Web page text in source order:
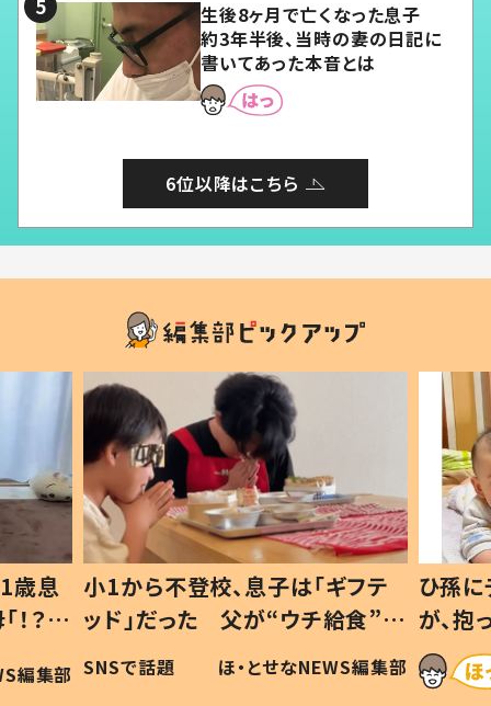
生後8ヶ月で亡くなった息子
約3年半後、当時の妻の日記に
書いてあった本音とは
6位以降はこちら
歳息
？」
編集部
小1から不登校、息子は「ギフテ
ッド」だった 父が“ウチ給食”を
作り続ける理由とは #令和の親
#令和の子
SNSで話題 ほ・とせなNEWS編集部
ひ孫
が、
「涙が
い」